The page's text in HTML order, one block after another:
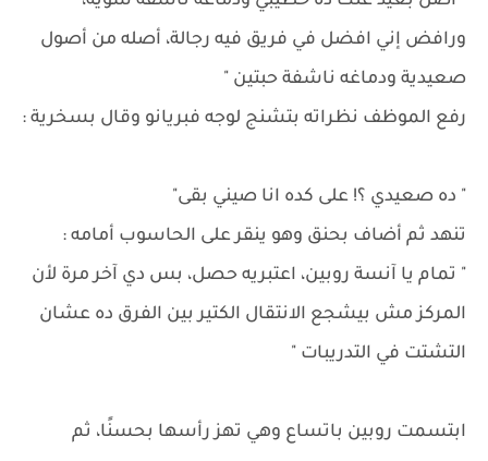
ورافض إني افضل في فريق فيه رجالة، أصله من أصول
صعيدية ودماغه ناشفة حبتين "
رفع الموظف نظراته بتشنج لوجه فبريانو وقال بسخرية :
" ده صعيدي ؟! على كده انا صيني بقى"
تنهد ثم أضاف بحنق وهو ينقر على الحاسوب أمامه :
" تمام يا آنسة روبين، اعتبريه حصل، بس دي آخر مرة لأن
المركز مش بيشجع الانتقال الكتير بين الفرق ده عشان
التشتت في التدريبات "
ابتسمت روبين باتساع وهي تهز رأسها بحسنًا، ثم